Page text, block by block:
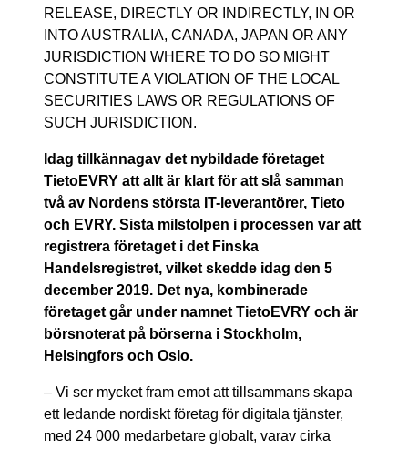
RELEASE, DIRECTLY OR INDIRECTLY, IN OR
INTO AUSTRALIA, CANADA, JAPAN OR ANY
JURISDICTION WHERE TO DO SO MIGHT
CONSTITUTE A VIOLATION OF THE LOCAL
SECURITIES LAWS OR REGULATIONS OF
SUCH JURISDICTION.
Idag tillkännagav det nybildade företaget
TietoEVRY att allt är klart för att slå samman
två av Nordens största IT-leverantörer, Tieto
och EVRY. Sista milstolpen i processen var att
registrera företaget i det Finska
Handelsregistret, vilket skedde idag den 5
december 2019. Det nya, kombinerade
företaget går under namnet TietoEVRY och är
börsnoterat på börserna i Stockholm,
Helsingfors och Oslo.
– Vi ser mycket fram emot att tillsammans skapa
ett ledande nordiskt företag för digitala tjänster,
med 24 000 medarbetare globalt, varav cirka